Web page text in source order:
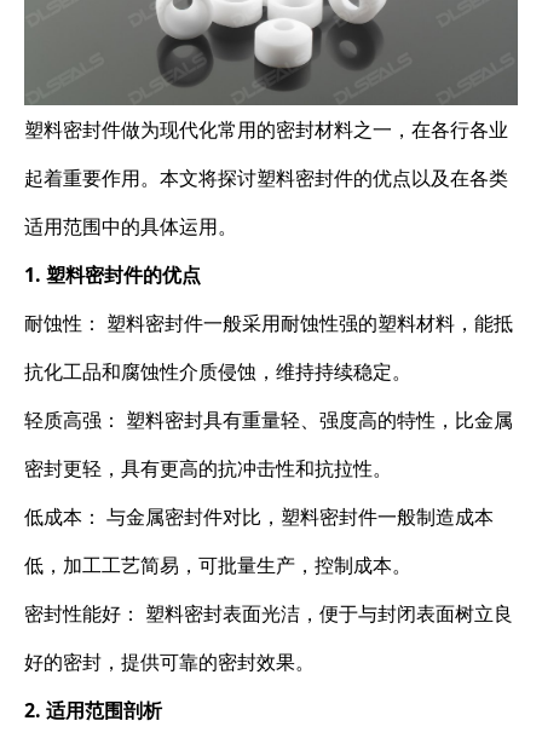
塑料密封件做为现代化常用的密封材料之一，在各行各业
起着重要作用。本文将探讨塑料密封件的优点以及在各类
适用范围中的具体运用。
1. 塑料密封件的优点
耐蚀性： 塑料密封件一般采用耐蚀性强的塑料材料，能抵
抗化工品和腐蚀性介质侵蚀，维持持续稳定。
轻质高强： 塑料密封具有重量轻、强度高的特性，比金属
密封更轻，具有更高的抗冲击性和抗拉性。
低成本： 与金属密封件对比，塑料密封件一般制造成本
低，加工工艺简易，可批量生产，控制成本。
密封性能好： 塑料密封表面光洁，便于与封闭表面树立良
好的密封，提供可靠的密封效果。
2. 适用范围剖析